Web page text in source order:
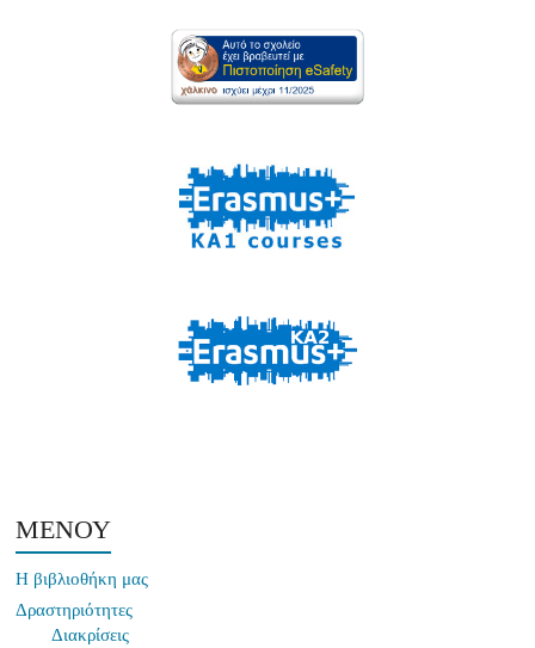
ΜΕΝΟΥ
Η βιβλιοθήκη μας
Δραστηριότητες
Διακρίσεις